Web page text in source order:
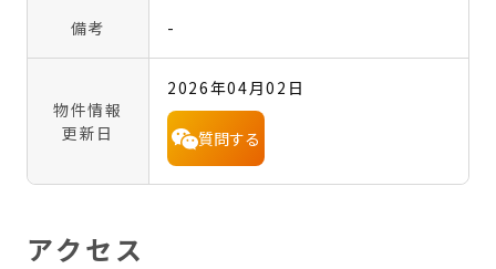
備考 -
物件情報
更新日
2026年04月02日
質問する
アクセス